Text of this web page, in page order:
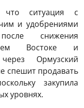
что ситуация с
и удобрениями
снижения
Востоке и
Ормузский
спешит продавать
закупила
уровнях.